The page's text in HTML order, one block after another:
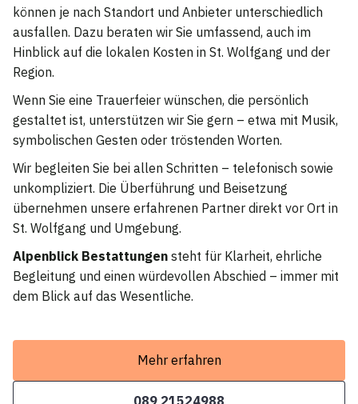
können je nach Standort und Anbieter unterschiedlich
ausfallen. Dazu beraten wir Sie umfassend, auch im
Hinblick auf die lokalen Kosten in St. Wolfgang und der
Region.
Wenn Sie eine Trauerfeier wünschen, die persönlich
gestaltet ist, unterstützen wir Sie gern – etwa mit Musik,
symbolischen Gesten oder tröstenden Worten.
Wir begleiten Sie bei allen Schritten – telefonisch sowie
unkompliziert. Die Überführung und Beisetzung
übernehmen unsere erfahrenen Partner direkt vor Ort in
St. Wolfgang und Umgebung.
Alpenblick Bestattungen steht für Klarheit, ehrliche
Begleitung und einen würdevollen Abschied – immer mit
dem Blick auf das Wesentliche.
Mehr erfahren